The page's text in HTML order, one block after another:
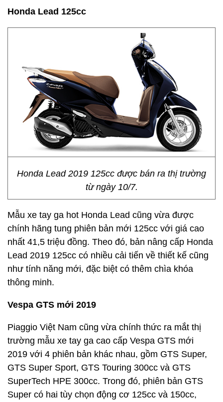
Honda Lead 125cc
Honda Lead 2019 125cc được bán ra thị trường
từ ngày 10/7.
Mẫu xe tay ga hot Honda Lead cũng vừa được
chính hãng tung phiên bản mới 125cc với giá cao
nhất 41,5 triệu đồng. Theo đó, bản nâng cấp Honda
Lead 2019 125cc có nhiều cải tiến về thiết kế cũng
như tính năng mới, đặc biệt có thêm chìa khóa
thông minh.
Vespa GTS mới 2019
Piaggio Việt Nam cũng vừa chính thức ra mắt thị
trường mẫu xe tay ga cao cấp Vespa GTS mới
2019 với 4 phiên bản khác nhau, gồm GTS Super,
GTS Super Sport, GTS Touring 300cc và GTS
SuperTech HPE 300cc. Trong đó, phiên bản GTS
Super có hai tùy chọn động cơ 125cc và 150cc,